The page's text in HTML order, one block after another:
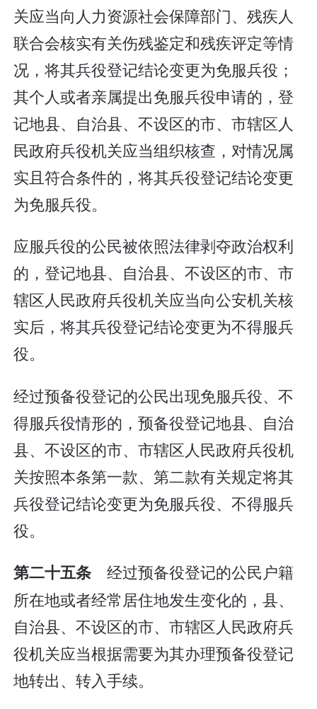
关应当向人力资源社会保障部门、残疾人
联合会核实有关伤残鉴定和残疾评定等情
况，将其兵役登记结论变更为免服兵役；
其个人或者亲属提出免服兵役申请的，登
记地县、自治县、不设区的市、市辖区人
民政府兵役机关应当组织核查，对情况属
实且符合条件的，将其兵役登记结论变更
为免服兵役。
应服兵役的公民被依照法律剥夺政治权利
的，登记地县、自治县、不设区的市、市
辖区人民政府兵役机关应当向公安机关核
实后，将其兵役登记结论变更为不得服兵
役。
经过预备役登记的公民出现免服兵役、不
得服兵役情形的，预备役登记地县、自治
县、不设区的市、市辖区人民政府兵役机
关按照本条第一款、第二款有关规定将其
兵役登记结论变更为免服兵役、不得服兵
役。
第二十五条经过预备役登记的公民户籍
所在地或者经常居住地发生变化的，县、
自治县、不设区的市、市辖区人民政府兵
役机关应当根据需要为其办理预备役登记
地转出、转入手续。